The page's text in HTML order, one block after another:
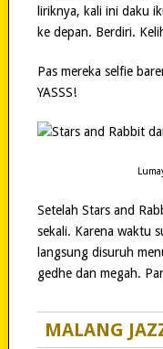
liriknya, kali ini daku
ke depan. Berdiri.
Pas mereka selfie
YASSS!
Setelah Stars and
sekali. Karena waktu
langsung disuruh
gedhe dan megah.
MALANG